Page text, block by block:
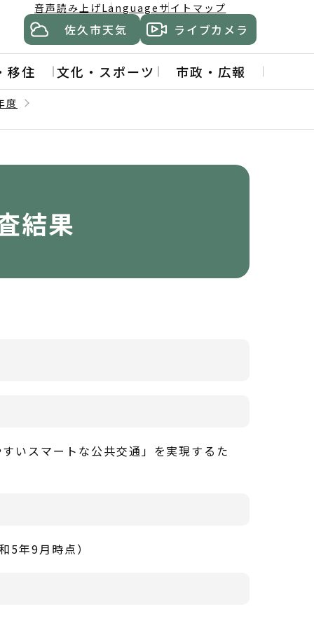
音声読み上げLanguage サイトマップ
佐久市天気 ライブカメラ
移住 文化・スポーツ 市政・広報
度
結果
いスマートな公共交通」を実現するた
5年9月時点）